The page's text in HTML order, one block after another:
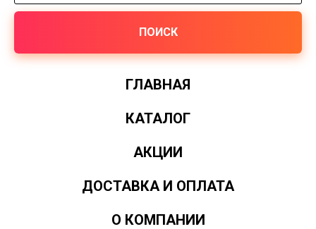
ПОИСК
ГЛАВНАЯ
КАТАЛОГ
АКЦИИ
ДОСТАВКА И ОПЛАТА
О КОМПАНИИ